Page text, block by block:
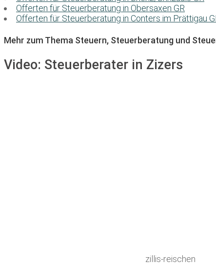
Offerten für Steuerberatung in Obersaxen GR
Offerten für Steuerberatung in Conters im Prättigau
Mehr zum Thema Steuern, Steuerberatung und
Video: Steuerberater in Zizers
zillis-reischen